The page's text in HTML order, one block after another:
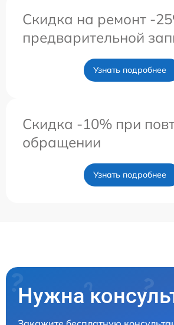
Скидка на ремонт -
предварительной
Узнать подробнее
Скидка -10% при
обращении
Узнать подробнее
Нужна